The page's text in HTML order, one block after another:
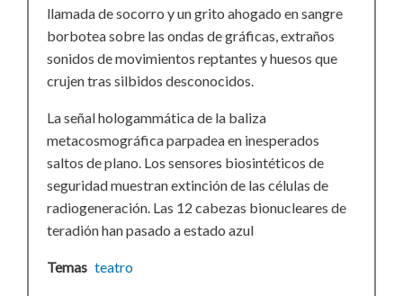
llamada de socorro y un grito ahogado en sangre
borbotea sobre las ondas de gráficas, extraños
sonidos de movimientos reptantes y huesos que
crujen tras silbidos desconocidos.
La señal hologammática de la baliza
metacosmográfica parpadea en inesperados
saltos de plano. Los sensores biosintéticos de
seguridad muestran extinción de las células de
radiogeneración. Las 12 cabezas bionucleares de
teradión han pasado a estado azul
Temas teatro